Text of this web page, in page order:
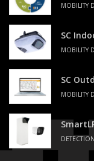
MOBILITY
SC
MOBILITY
SC
MOBILITY